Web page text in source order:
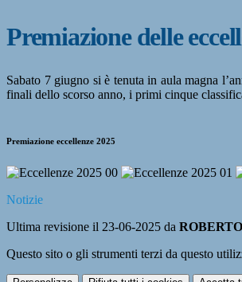
Premiazione delle
Sabato 7 giugno si è tenuta in aula magna
finali dello scorso anno, i primi cinque
Premiazione eccellenze 2025
Notizie
Ultima revisione il 23-06-2025 da
Questo sito o gli strumenti terzi da questo